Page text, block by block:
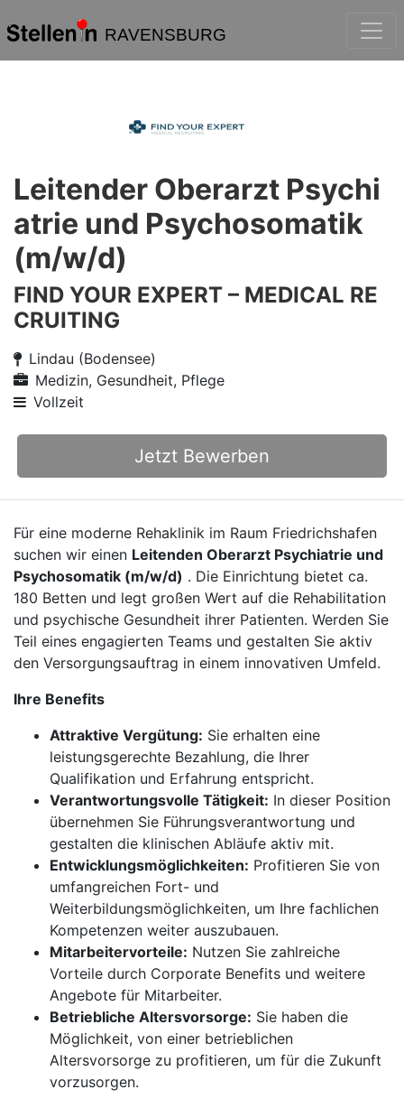
RAVENSBURG
Leitender Oberarzt Psychi
atrie und Psychosomatik
(m/w/d)
FIND YOUR EXPERT – MEDICAL RE
CRUITING
Lindau (Bodensee)
Medizin, Gesundheit, Pflege
Vollzeit
Jetzt Bewerben
Für eine moderne Rehaklinik im Raum Friedrichshafen
suchen wir einen Leitenden Oberarzt Psychiatrie und
Psychosomatik (m/w/d) . Die Einrichtung bietet ca.
180 Betten und legt großen Wert auf die Rehabilitation
und psychische Gesundheit ihrer Patienten. Werden Sie
Teil eines engagierten Teams und gestalten Sie aktiv
den Versorgungsauftrag in einem innovativen Umfeld.
Ihre Benefits
Attraktive Vergütung: Sie erhalten eine
leistungsgerechte Bezahlung, die Ihrer
Qualifikation und Erfahrung entspricht.
Verantwortungsvolle Tätigkeit: In dieser Position
übernehmen Sie Führungsverantwortung und
gestalten die klinischen Abläufe aktiv mit.
Entwicklungsmöglichkeiten: Profitieren Sie von
umfangreichen Fort- und
Weiterbildungsmöglichkeiten, um Ihre fachlichen
Kompetenzen weiter auszubauen.
Mitarbeitervorteile: Nutzen Sie zahlreiche
Vorteile durch Corporate Benefits und weitere
Angebote für Mitarbeiter.
Betriebliche Altersvorsorge: Sie haben die
Möglichkeit, von einer betrieblichen
Altersvorsorge zu profitieren, um für die Zukunft
vorzusorgen.